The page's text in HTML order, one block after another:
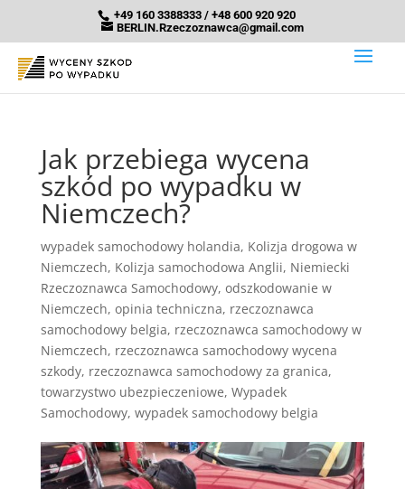
+49 160 3388333 / +48 600 920 920
BERLIN.Rzeczoznawca@gmail.com
Jak przebiega wycena
szkód po wypadku w
Niemczech?
wypadek samochodowy holandia, Kolizja drogowa w
Niemczech, Kolizja samochodowa Anglii, Niemiecki
Rzeczoznawca Samochodowy, odszkodowanie w
Niemczech, opinia techniczna, rzeczoznawca
samochodowy belgia, rzeczoznawca samochodowy w
Niemczech, rzeczoznawca samochodowy wycena
szkody, rzeczoznawca samochodowy za granica,
towarzystwo ubezpieczeniowe, Wypadek
Samochodowy, wypadek samochodowy belgia